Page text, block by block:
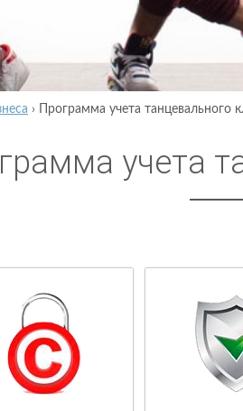
› Программа учета танцевального
учета